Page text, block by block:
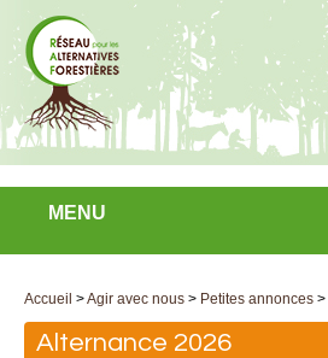
MENU
Accueil >Agir avec nous > Petites annonces >
Alternance 2026